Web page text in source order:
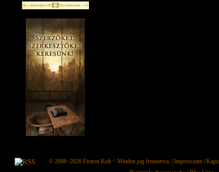
© 2008−2026 Fiction Kult − Minden jog fenntartva. | Impresszum